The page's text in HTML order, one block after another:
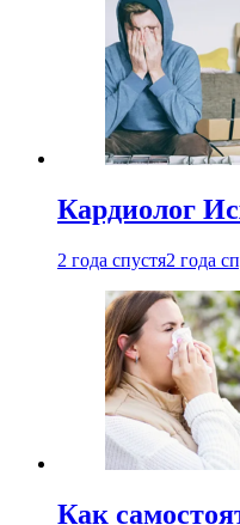
Кардиолог
2 года спустя2 года
Как